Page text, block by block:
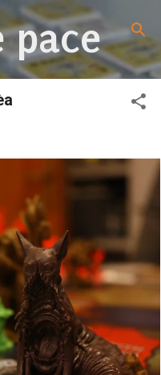
principali
pace